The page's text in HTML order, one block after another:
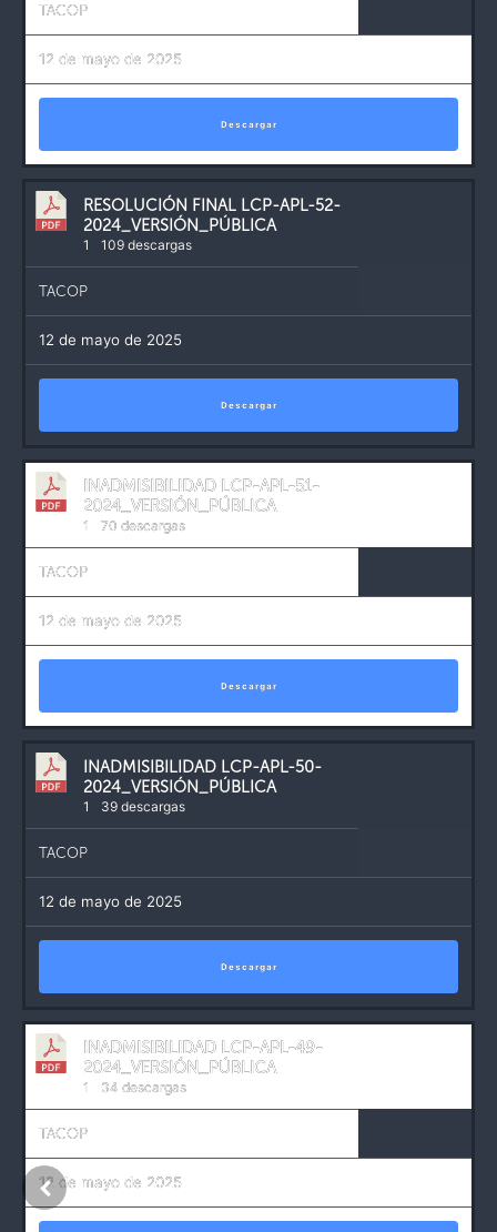
TACOP
12 de mayo de 2025
Descargar
RESOLUCIÓN FINAL LCP-APL-52-
2024_VERSIÓN_PÚBLICA
1 109 descargas
TACOP
12 de mayo de 2025
Descargar
INADMISIBILIDAD LCP-APL-51-
2024_VERSIÓN_PÚBLICA
1 70 descargas
TACOP
12 de mayo de 2025
Descargar
INADMISIBILIDAD LCP-APL-50-
2024_VERSIÓN_PÚBLICA
1 39 descargas
TACOP
12 de mayo de 2025
Descargar
INADMISIBILIDAD LCP-APL-49-
2024_VERSIÓN_PÚBLICA
1 34 descargas
TACOP
12 de mayo de 2025